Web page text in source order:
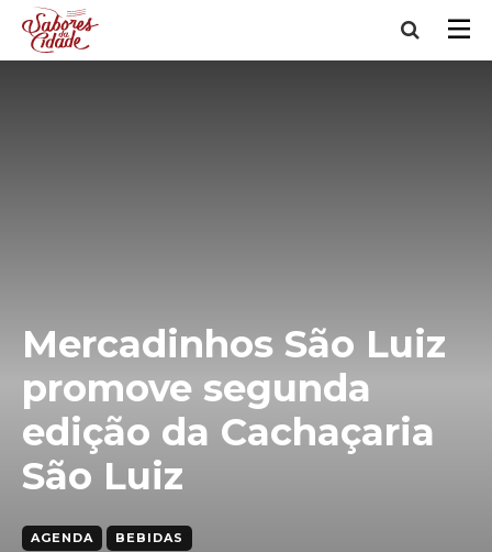
Mercadinhos São Luiz
promove segunda
edição da Cachaçaria
São Luiz
AGENDA BEBIDAS